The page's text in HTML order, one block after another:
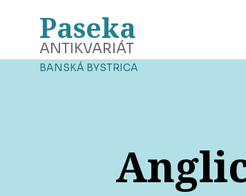
Paseka
ANTIKVARIÁT
BANSKÁ BYSTRICA